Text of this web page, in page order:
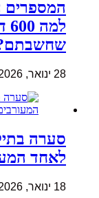
המספרים
28 ינואר, 2026
סערה
לאחד
18 ינואר, 2026